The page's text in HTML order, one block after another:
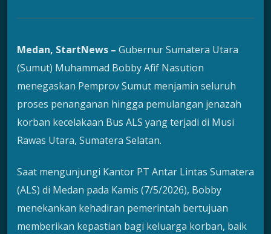
Medan, StartNews – Gubernur Sumatera Utara
(Sumut) Muhammad Bobby Afif Nasution
menegaskan Pemprov Sumut menjamin seluruh
proses penanganan hingga pemulangan jenazah
korban kecelakaan Bus ALS yang terjadi di Musi
Rawas Utara, Sumatera Selatan.
Saat mengunjungi Kantor PT Antar Lintas Sumatera
(ALS) di Medan pada Kamis (7/5/2026), Bobby
menekankan kehadiran pemerintah bertujuan
memberikan kepastian bagi keluarga korban, baik